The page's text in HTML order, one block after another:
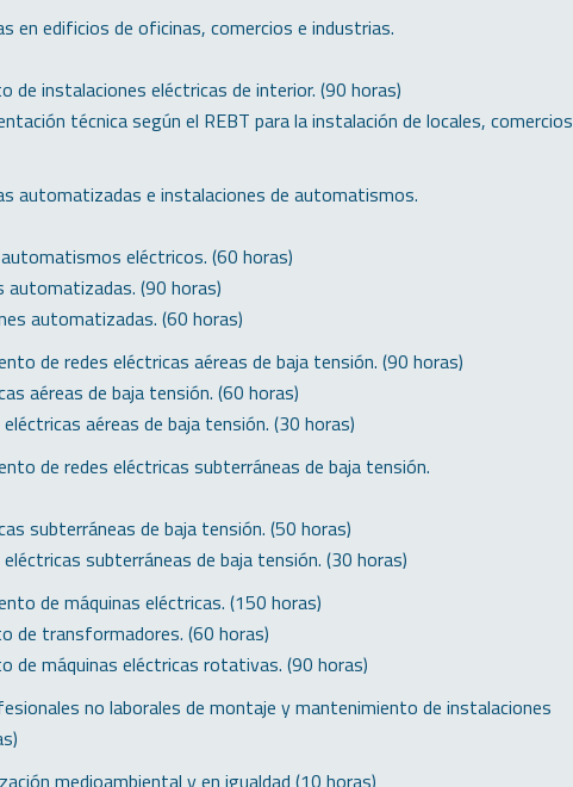
en edificios de oficinas, comercios e industrias.
de instalaciones eléctricas de interior. (90 horas)
técnica según el REBT para la instalación de locales, comercios
automatizadas e instalaciones de automatismos.
automatismos eléctricos. (60 horas)
automatizadas. (90 horas)
automatizadas. (60 horas)
de redes eléctricas aéreas de baja tensión. (90 horas)
aéreas de baja tensión. (60 horas)
aéreas de baja tensión. (30 horas)
de redes eléctricas subterráneas de baja tensión.
subterráneas de baja tensión. (50 horas)
subterráneas de baja tensión. (30 horas)
de máquinas eléctricas. (150 horas)
de transformadores. (60 horas)
de máquinas eléctricas rotativas. (90 horas)
no laborales de montaje y mantenimiento de instalaciones
medioambiental y en igualdad (10 horas)